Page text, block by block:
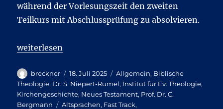
während der Vorlesungszeit den zweiten
Teilkurs mit Abschlussprüfung zu absolvieren.
„Neuer Fast-Track für Altsprachenerwerb“
weiterlesen
Autor
breckner
Veröffentlicht
am
18. Juli 2025 Kategorien
Allgemein, Biblische
Theologie, Dr. S. Niepert-Rumel, Institut für Ev. Theologie,
Kirchengeschichte, Neues Testament, Prof. Dr. C.
Bergmann
Schlagwörter
Altsprachen, Fast Track,